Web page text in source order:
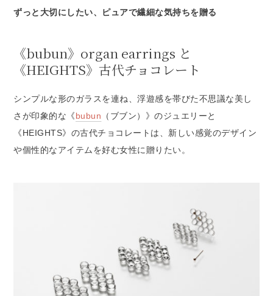
ずっと大切にしたい、ピュアで繊細な気持ちを贈る
《bubun》organ earrings と
《HEIGHTS》古代チョコレート
シンプルな形のガラスを連ね、浮遊感を帯びた不思議な美し
さが印象的な《bubun （ブブン）》のジュエリーと
《HEIGHTS》の古代チョコレートは、新しい感覚のデザイン
や個性的なアイテムを好む女性に贈りたい。